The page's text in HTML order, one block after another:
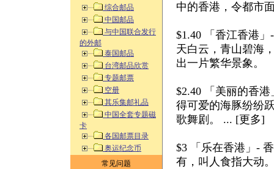
综合邮品
中国邮品
与中国联合发行
的外邮
泰国邮品
台湾邮品欣赏
专题邮票
空册
其乐集邮礼品
中国全套专题磁
卡
各国邮票目录
奥运纪念币
常见问题
中的香港，令都市
$1.40 「香江香港
天白云，青山碧海
出一片繁华景象。
$2.40 「美丽的香
得可爱的海豚纷纷
歌舞剧。 ... [更多]
$3 「乐在香港」-
有，叫人食指大动